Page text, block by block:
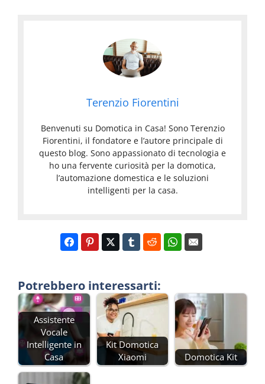
Terenzio Fiorentini
Benvenuti su Domotica in Casa! Sono Terenzio
Fiorentini, il fondatore e l’autore principale di
questo blog. Sono appassionato di tecnologia e
ho una fervente curiosità per la domotica,
l’automazione domestica e le soluzioni
intelligenti per la casa.
Potrebbero interessarti:
Assistente
Vocale
Intelligente in
Casa
Kit Domotica
Xiaomi
Domotica Kit